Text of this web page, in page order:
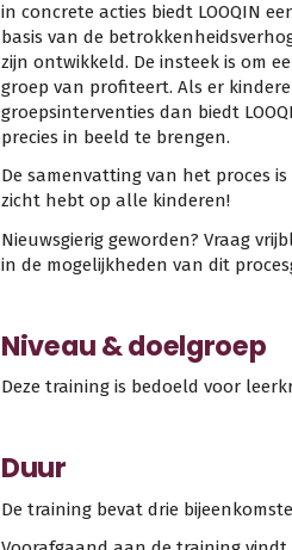
in concrete acties biedt LOOQIN
basis van de
zijn ontwikkeld. De insteek is om
groep van profiteert. Als er
groepsinterventies dan biedt
precies in beeld te brengen.
De samenvatting van het proces
zicht hebt op alle kinderen!
Nieuwsgierig geworden? Vraag
in de mogelijkheden van dit
Niveau & doelgroep
Deze training is bedoeld voor
Duur
De training bevat drie